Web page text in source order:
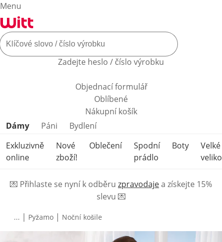
Menu
Zadejte heslo / číslo výrobku
Objednací formulář
Oblíbené
Nákupní košík
Přeskočit kategorie produktů
Dámy Páni
Bydlení
Exkluzivně
online
Nové
zboží!
Oblečení
Spodní
prádlo
Boty
Velké
💌 Přihlaste se nyní k odběru zpravodajea získejte 15%
slevu 💌
... | Pyžamo | Noční košile